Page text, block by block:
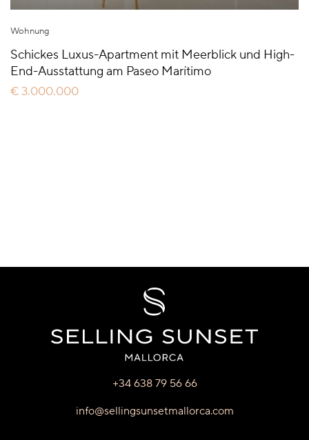
Wohnung
Schickes Luxus-Apartment mit Meerblick und High-
End-Ausstattung am Paseo Marítimo
€ 3.000.000
+34 638 79 56 66
info@sellingsunsetmallorca.com